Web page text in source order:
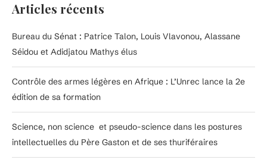
Articles récents
Bureau du Sénat : Patrice Talon, Louis Vlavonou, Alassane
Séidou et Adidjatou Mathys élus
Contrôle des armes légères en Afrique : L’Unrec lance la 2e
édition de sa formation
Science, non science et pseudo-science dans les postures
intellectuelles du Père Gaston et de ses thuriféraires